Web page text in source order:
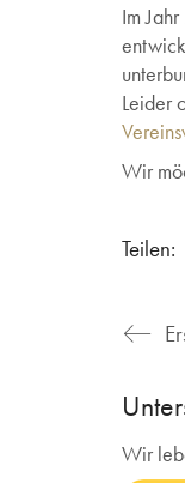
Im
Leider
Wir
Teilen:
Wir